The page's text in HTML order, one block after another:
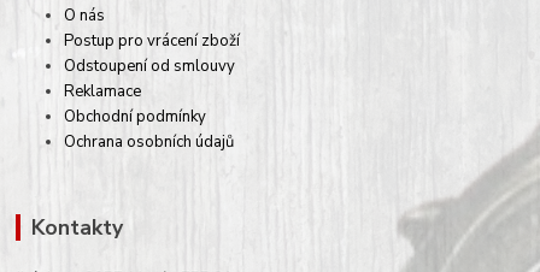
O nás
Postup pro vrácení zboží
Odstoupení od smlouvy
Reklamace
Obchodní podmínky
Ochrana osobních údajů
Kontakty